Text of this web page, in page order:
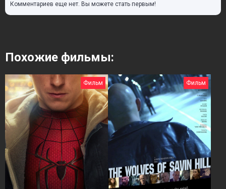
Комментариев еще нет. Вы можете стать первым!
Похожие фильмы:
Фильм Фильм